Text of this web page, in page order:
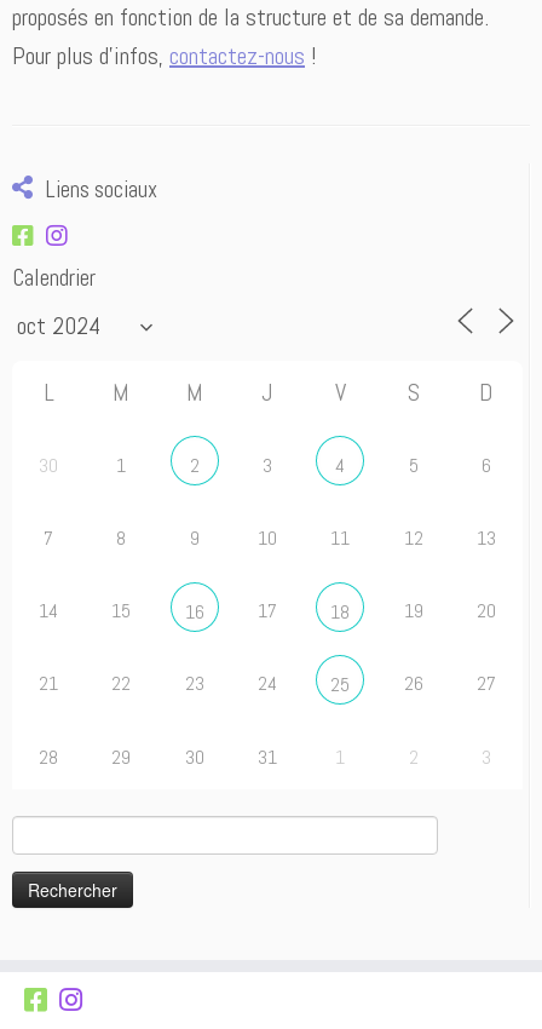
proposés en fonction de la structure et de sa demande.
Pour plus d’infos, contactez-nous !
Liens sociaux
Calendrier
L M M J V S D
30 1 2 3 4 5 6
7 8 9 10 11 12 13
14 15 16 17 18 19 20
21 22 23 24 25 26 27
28 29 30 31 1 2 3